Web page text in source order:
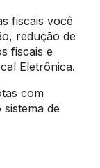
fiscais você
redução de
fiscais e
Eletrônica.
com
de